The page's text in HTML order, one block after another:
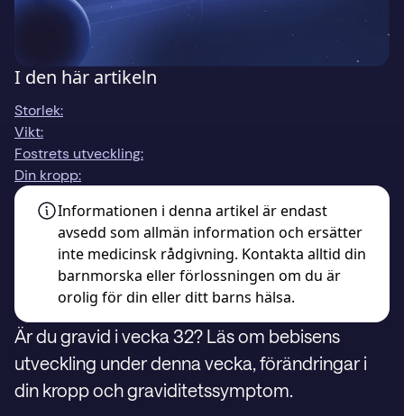
I den här artikeln
Storlek:
Vikt:
Fostrets utveckling:
Din kropp:
Informationen i denna artikel är endast
avsedd som allmän information och ersätter
inte medicinsk rådgivning. Kontakta alltid din
barnmorska eller förlossningen om du är
orolig för din eller ditt barns hälsa.
Är du gravid i vecka 32? Läs om bebisens
utveckling under denna vecka, förändringar i
din kropp och graviditetssymptom.